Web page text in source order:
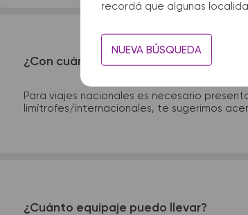
recordá que algunas
NUEVA BÚSQUEDA
¿Con cuánta anticipación debo
Para viajes nacionales es necesario
limítrofes/internacionales, te sugerimos
¿Cuánto equipaje puedo llevar?